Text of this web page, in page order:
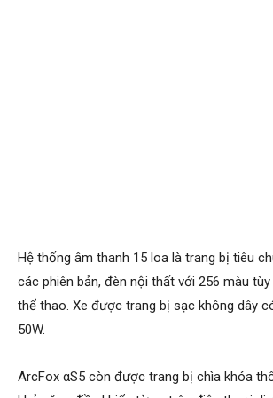
Hệ thống âm thanh 15 loa là trang bị tiêu
các phiên bản, đèn nội thất với 256 màu
thể thao. Xe được trang bị sạc không dây
50W.
ArcFox αS5 còn được trang bị chìa khóa